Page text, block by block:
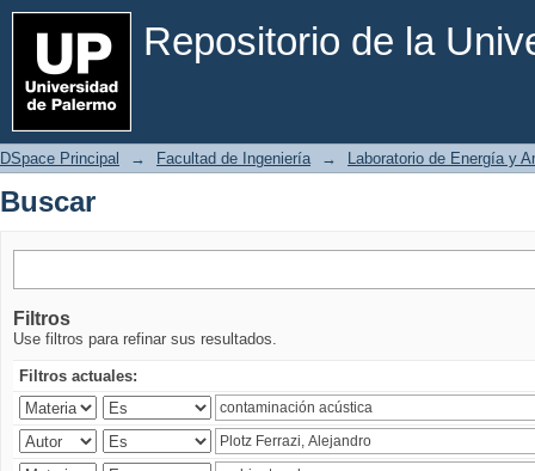
Repositorio de la
Buscar
DSpace Principal → Facultad de Ingeniería → Laboratorio de Energía y
Buscar
Filtros
Use filtros para refinar sus resultados.
Filtros actuales: